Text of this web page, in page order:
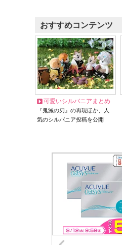
おすすめコンテンツ
可愛いシルバニアまとめ
『鬼滅の刃』の再現ほか、人
気のシルバニア投稿を公開